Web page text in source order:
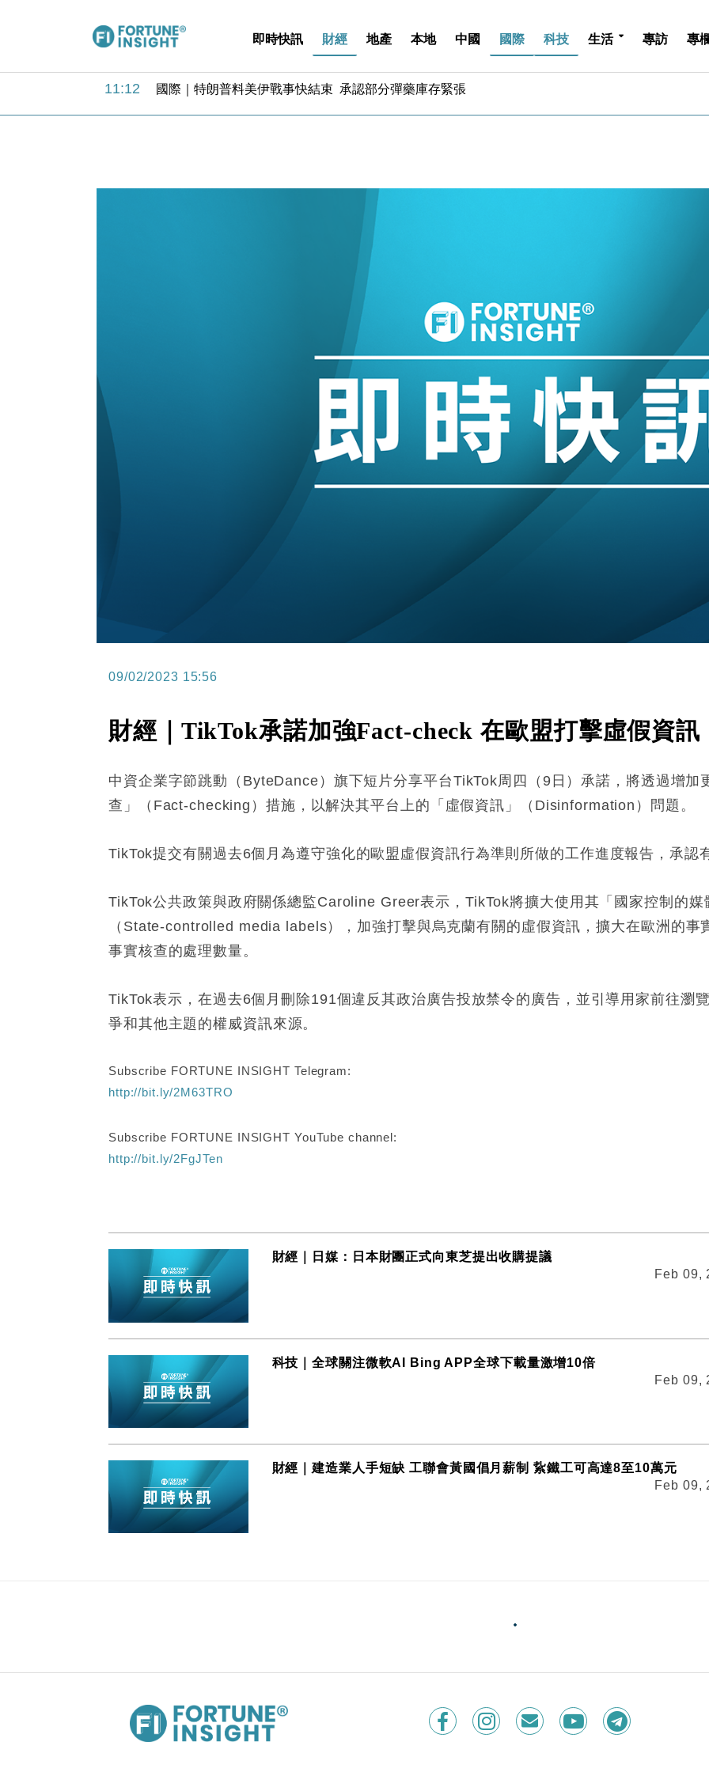
即時快訊 財經 地產 本地 中國 國際 科技 生活 專訪 專
11:12 國際｜特朗普料美伊戰事快結束 承認部分彈藥庫存緊張
12:30 財經｜香港7月PMI回落至51 企業擴張放慢兼縮減人手
財經｜黑石傳再籌逾360億美元 支援Anthropic租用Google晶片
財經｜美商務部擬擴大金屬關稅範圍 14類產品或加徵25%
本地｜新世界K11 9月升級會員制度 增鉑金卡級別鎖定高消費客群
財經｜本港6月零售額連升14個月 珠寶鐘錶銷售升勢最強
國際｜特朗普料美伊戰事快結束 承認部分彈藥庫存緊張
財經｜SA售股自救後再出手 斥4億美元押注未上市公司
財經｜精星香港夥菜鳥拓全球智慧倉儲市場 加快海外市場落地
地產｜大酒店中期轉賺2300萬元 斥21億翻新香港及東京半島
國際｜特朗普赴洛杉磯高球場活動前 男子攜槍彈被捕
財經｜香港7月PMI回落至51 企業擴張放慢兼縮減人手
11:40 財經｜黑石傳再籌逾360億美元 支援Anthropic租用Google晶片
10:57 財經｜美商務部擬擴大金屬關稅範圍 14類產品或加徵25%
18:15 本地｜新世界K11 9月升級會員制度 增鉑金卡級別鎖定高消費客群
財經｜本港6月零售額連升14個月 珠寶鐘錶銷售升勢最強
09/02/2023 15:56
財經｜TikTok承諾加強Fact-check 在歐盟打擊虛假資訊
中資企業字節跳動（ByteDance）旗下短片分享平台TikTok周四（9日）承諾，將透過增加
查」（Fact-checking）措施，以解決其平台上的「虛假資訊」（Disinformation）問題。
TikTok提交有關過去6個月為遵守強化的歐盟虛假資訊行為準則所做的工作進度報告，承認
TikTok公共政策與政府關係總監Caroline Greer表示，TikTok將擴大使用其「國家控制的
（State-controlled media labels），加強打擊與烏克蘭有關的虛假資訊，擴大在歐洲的事
事實核查的處理數量。
TikTok表示，在過去6個月刪除191個違反其政治廣告投放禁令的廣告，並引導用家前往瀏
爭和其他主題的權威資訊來源。
Subscribe FORTUNE INSIGHT Telegram:
http://bit.ly/2M63TRO
Subscribe FORTUNE INSIGHT YouTube channel:
http://bit.ly/2FgJTen
財經｜日媒：日本財團正式向東芝提出收購提議
Feb 09,
科技｜全球關注微軟AI Bing APP全球下載量激增10倍
Feb 09,
財經｜建造業人手短缺 工聯會黃國倡月薪制 紥鐵工可高達8至10萬元
Feb 09,